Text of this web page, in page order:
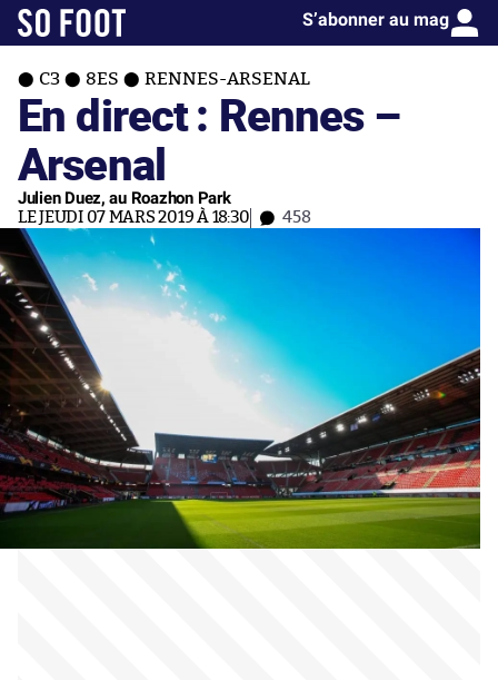
S’abonner au mag
C3 8ES RENNES-ARSENAL
En direct : Rennes –
Arsenal
Julien Duez, au Roazhon Park
LE JEUDI 07 MARS 2019 À 18:30 458